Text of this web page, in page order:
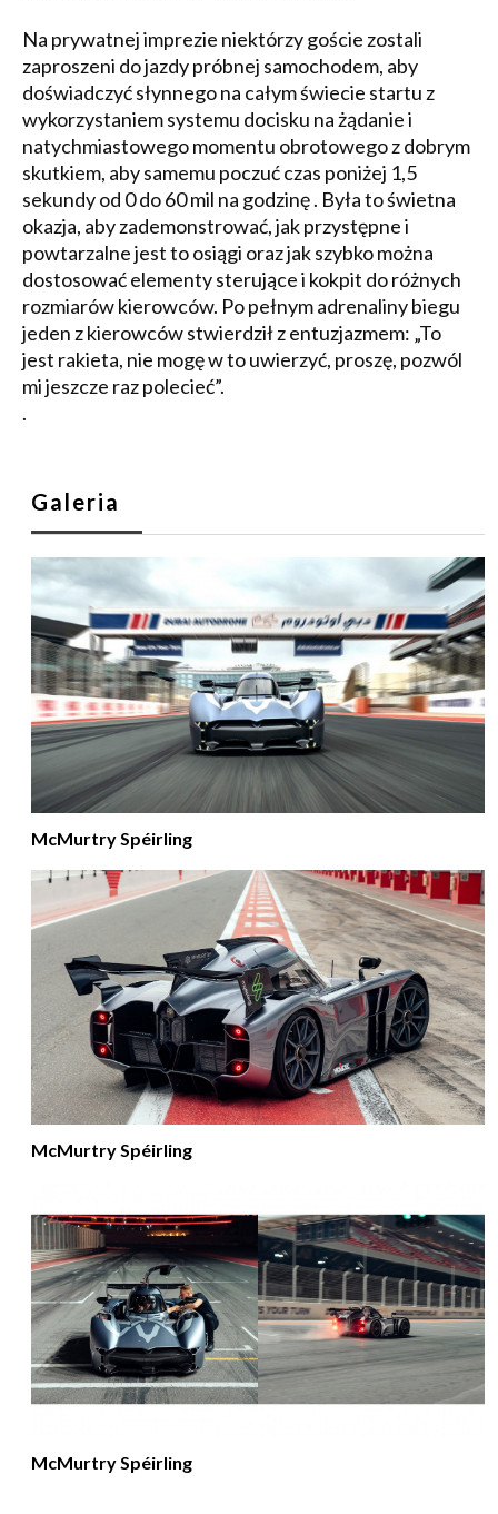
Na prywatnej imprezie niektórzy goście zostali
zaproszeni do jazdy próbnej samochodem, aby
doświadczyć słynnego na całym świecie startu z
wykorzystaniem systemu docisku na żądanie i
natychmiastowego momentu obrotowego z dobrym
skutkiem, aby samemu poczuć czas poniżej 1,5
sekundy od 0 do 60 mil na godzinę . Była to świetna
okazja, aby zademonstrować, jak przystępne i
powtarzalne jest to osiągi oraz jak szybko można
dostosować elementy sterujące i kokpit do różnych
rozmiarów kierowców. Po pełnym adrenaliny biegu
jeden z kierowców stwierdził z entuzjazmem: „To
jest rakieta, nie mogę w to uwierzyć, proszę, pozwól
mi jeszcze raz polecieć”.
.
Galeria
McMurtry Spéirling
McMurtry Spéirling
McMurtry Spéirling